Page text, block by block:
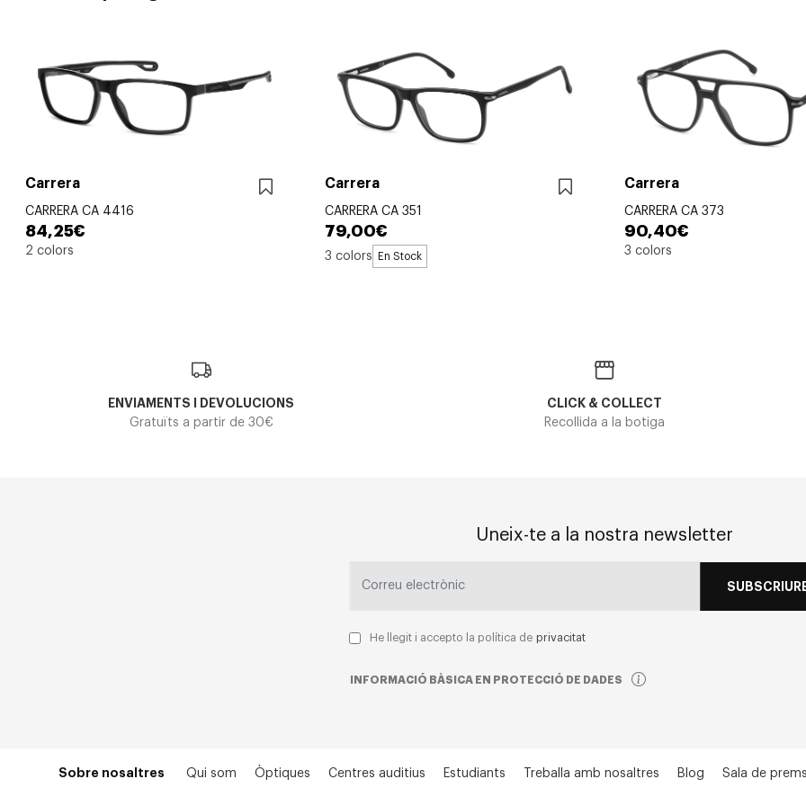
Carrera
CARRERA CA 4416
84,25€
2 colors
Carrera
CARRERA CA 351
79,00€
3 colors En Stock
Carrera
CARRERA CA 373
90,40€
3 colors
ENVIAMENTS I DEVOLUCIONS
Gratuïts a partir de 30€
CLICK & COLLECT
Recollida a la botiga
Uneix-te a la nostra newsletter
He llegit i accepto la política de privacitat
INFORMACIÓ BÀSICA EN PROTECCIÓ DE DADES
Sobre nosaltres Qui som Òptiques Centres auditius Estudiants Treballa amb nosaltres Blog Sala de